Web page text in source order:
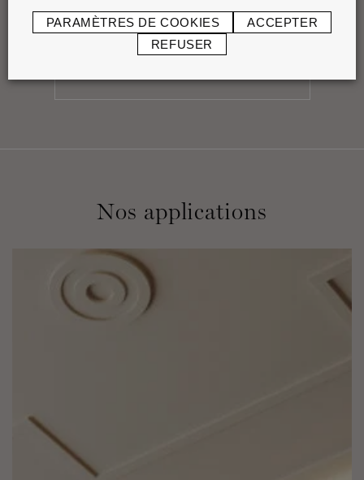
Catalogue BLACK
pdf 7,98 MB
Nos applications
PARAMÈTRES DE COOKIES
ACCEPTER
REFUSER